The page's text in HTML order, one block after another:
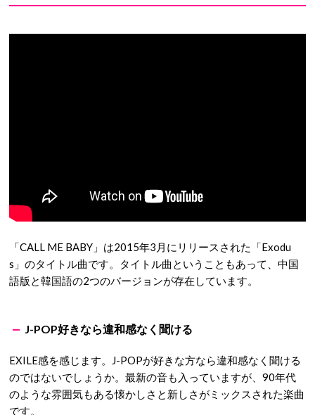
「CALL ME BABY」は2015年3月にリリースされた「Exodu
s」のタイトル曲です。タイトル曲ということもあって、中国
語版と韓国語の2つのバージョンが存在しています。
J-POP好きなら違和感なく聞ける
EXILE感を感じます。J-POPが好きな方なら違和感なく聞ける
のではないでしょうか。最新の音も入っていますが、90年代
のような雰囲気もある懐かしさと新しさがミックスされた楽曲
です。